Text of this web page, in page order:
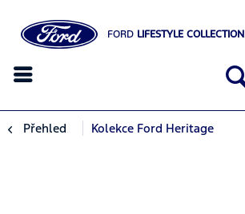
FORD LIFESTYLE COLLECTION
Přehled Kolekce Ford Heritage